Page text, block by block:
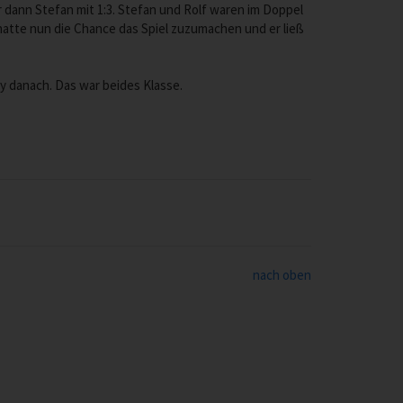
Stefan mit 1:3. Stefan und Rolf waren im Doppel
nun die Chance das Spiel zuzumachen und er ließ
Das war beides Klasse.
nach oben